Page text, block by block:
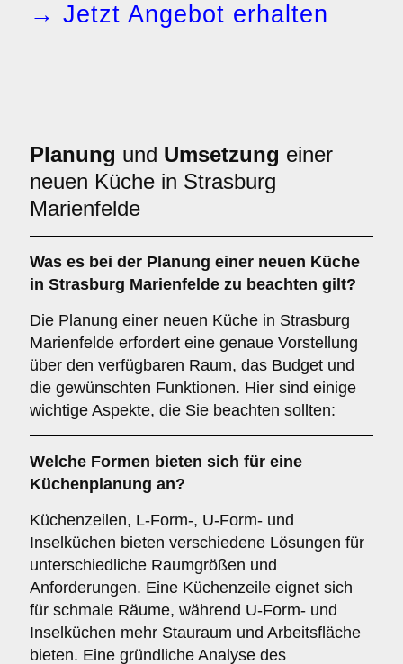
→ Jetzt Angebot erhalten
Planung und Umsetzung einer
neuen Küche in Strasburg
Marienfelde
Was es bei der Planung einer neuen Küche
in Strasburg Marienfelde zu beachten gilt?
Die Planung einer neuen Küche in Strasburg
Marienfelde erfordert eine genaue Vorstellung
über den verfügbaren Raum, das Budget und
die gewünschten Funktionen. Hier sind einige
wichtige Aspekte, die Sie beachten sollten:
Welche Formen bieten sich für eine
Küchenplanung an?
Küchenzeilen, L-Form-, U-Form- und
Inselküchen bieten verschiedene Lösungen für
unterschiedliche Raumgrößen und
Anforderungen. Eine Küchenzeile eignet sich
für schmale Räume, während U-Form- und
Inselküchen mehr Stauraum und Arbeitsfläche
bieten. Eine gründliche Analyse des